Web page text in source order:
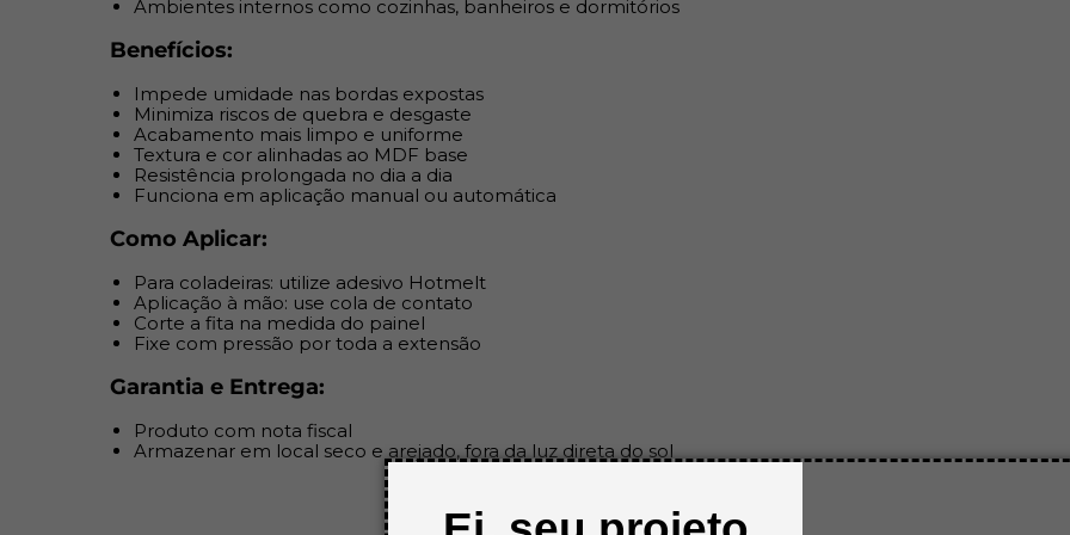
Ambientes internos como cozinhas, banheiros e dormitórios
Benefícios:
Impede umidade nas bordas expostas
Minimiza riscos de quebra e desgaste
Acabamento mais limpo e uniforme
Textura e cor alinhadas ao MDF base
Resistência prolongada no dia a dia
Funciona em aplicação manual ou automática
Como Aplicar:
Para coladeiras: utilize adesivo Hotmelt
Aplicação à mão: use cola de contato
Corte a fita na medida do painel
Fixe com pressão por toda a extensão
Garantia e Entrega:
Produto com nota fiscal
Armazenar em local seco e arejado, fora da luz direta do sol